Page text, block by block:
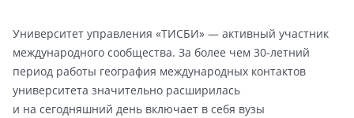
Университет управления «ТИСБИ» — активный участник
международного сообщества. За более чем 30-летний
период работы география международных контактов
университета значительно расширилась
и на сегодняшний день включает в себя вузы